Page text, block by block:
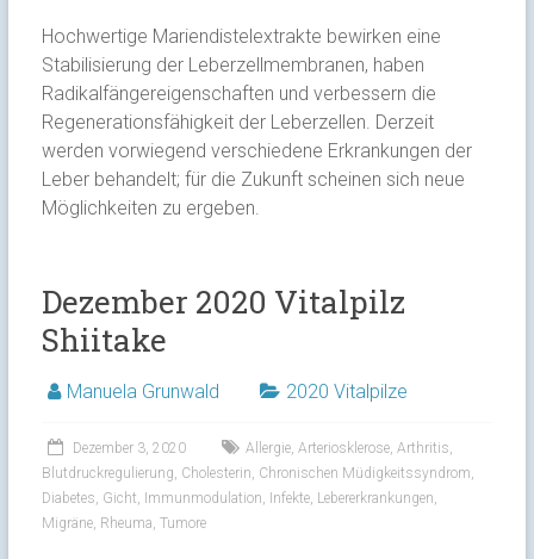
Hochwertige Mariendistelextrakte bewirken eine
Stabilisierung der Leberzellmembranen, haben
Radikalfängereigenschaften und verbessern die
Regenerationsfähigkeit der Leberzellen. Derzeit
werden vorwiegend verschiedene Erkrankungen der
Leber behandelt; für die Zukunft scheinen sich neue
Möglichkeiten zu ergeben.
Dezember 2020 Vitalpilz
Shiitake
Manuela Grunwald 2020 Vitalpilze
Dezember 3, 2020 Allergie, Arteriosklerose, Arthritis
Blutdruckregulierung Cholesterin Chronischen Müdigkeitssyndrom
Diabetes Gicht Immunmodulation Infekte, Lebererkrankungen
Migräne, Rheuma Tumore